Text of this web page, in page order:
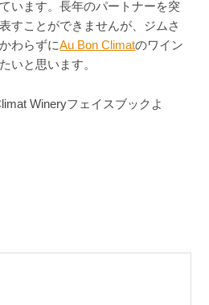
います。長年のパートナーを突
すことができませんが、ジムさ
わらずにAu Bon Climatのワイン
いと思います。
Wineryフェイスブックよ